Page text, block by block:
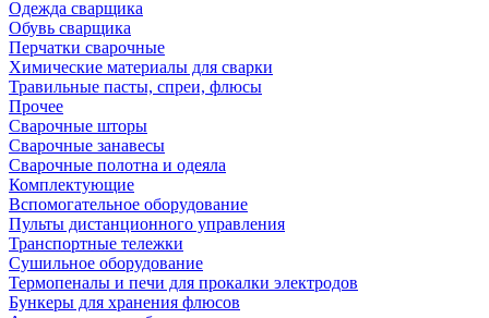
Одежда сварщика
Обувь сварщика
Перчатки сварочные
Химические материалы для сварки
Травильные пасты, спреи, флюсы
Прочее
Сварочные шторы
Сварочные занавесы
Сварочные полотна и одеяла
Комплектующие
Вспомогательное оборудование
Пульты дистанционного управления
Транспортные тележки
Сушильное оборудование
Термопеналы и печи для прокалки электродов
Бункеры для хранения флюсов